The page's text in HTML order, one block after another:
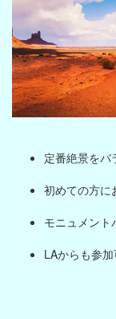
定番絶景をバ
初めての方に
モニュメント
LAからも参